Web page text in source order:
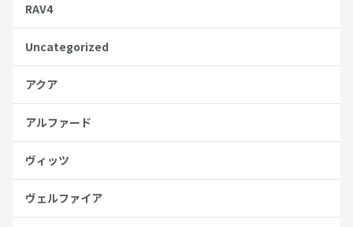
RAV4
Uncategorized
アクア
アルファード
ヴィッツ
ヴェルファイア